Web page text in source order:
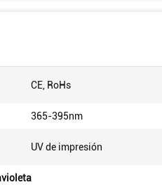
CE, RoHs
365-395nm
UV de impresión